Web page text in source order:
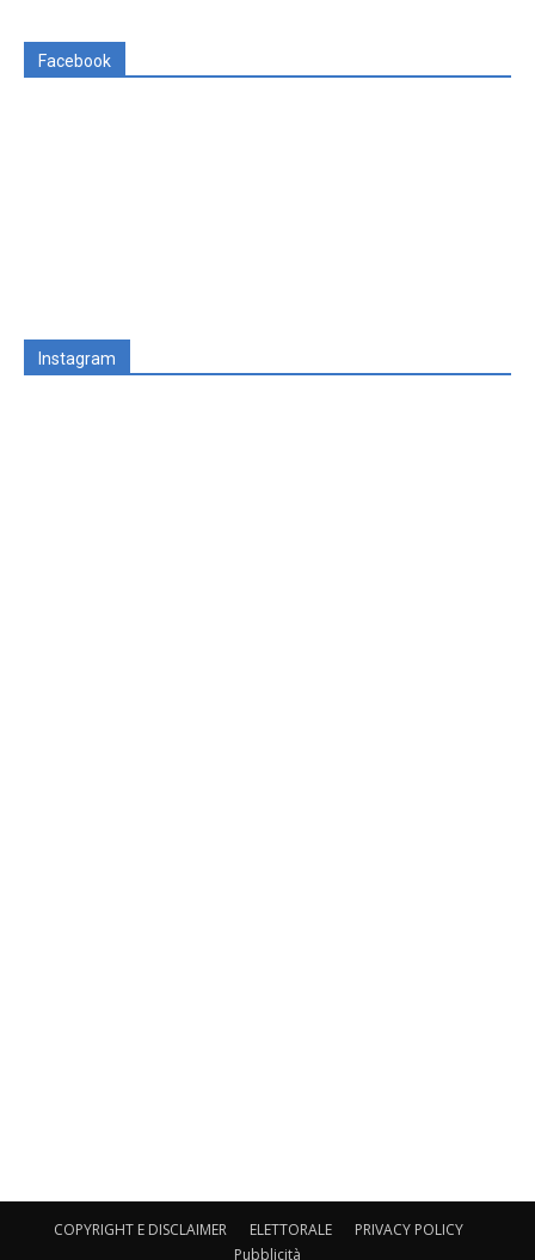
Facebook
Instagram
COPYRIGHT E DISCLAIMER ELETTORALE
PRIVACY POLICY
Pubblicità